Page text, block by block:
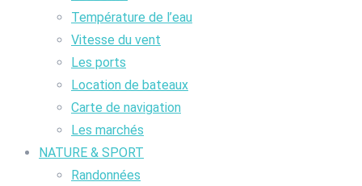
Température de l’eau
Vitesse du vent
Les ports
Location de bateaux
Carte de navigation
Les marchés
NATURE & SPORT
Randonnées